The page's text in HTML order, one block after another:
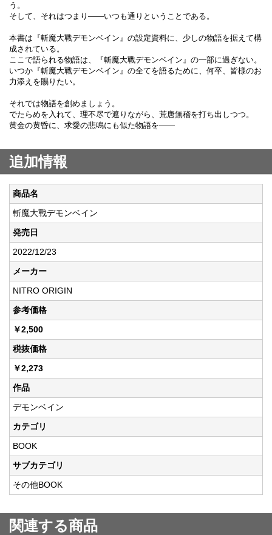
う。
そして、それはつまり――いつも通りということである。
本書は『斬魔大戰デモンベイン』の設定資料に、少しの物語を据えて構
成されている。
ここで語られる物語は、『斬魔大戰デモンベイン』の一部に過ぎない。
いつか『斬魔大戰デモンベイン』の全てを語るために、何卒、皆様のお
力添えを賜りたい。
それでは物語を創めましょう。
でたらめを入れて、理不尽で遮りながら、荒唐無稽を打ち出しつつ。
黄金の黄昏に、求愛の悲鳴にも似た物語を――
追加情報
商品名
斬魔大戰デモンベイン
発売日
2022/12/23
メーカー
NITRO ORIGIN
参考価格
￥2,500
税抜価格
￥2,273
作品
デモンベイン
カテゴリ
BOOK
サブカテゴリ
その他BOOK
関連する商品